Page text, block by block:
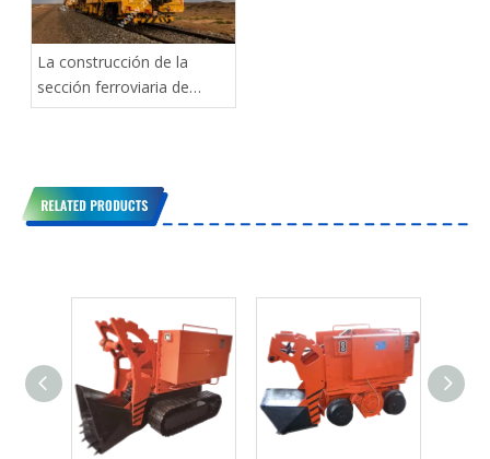
La construcción de la
sección ferroviaria de
Mongolia por parte de